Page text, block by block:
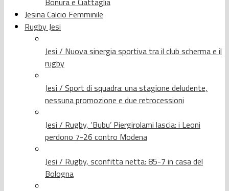
Jesina Calcio Femminile
Rugby Jesi
Jesi / Nuova sinergia sportiva tra il club scherma e il
rugby
Jesi / Sport di squadra: una stagione deludente,
nessuna promozione e due retrocessioni
Jesi / Rugby, ‘Bubu’ Piergirolami lascia: i Leoni
perdono 7-26 contro Modena
Jesi / Rugby, sconfitta netta: 85-7 in casa del
Bologna